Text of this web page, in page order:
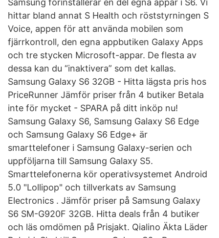
Samsung förinstallerar en del egna appar i S6. Vi
hittar bland annat S Health och röststyrningen S
Voice, appen för att använda mobilen som
fjärrkontroll, den egna appbutiken Galaxy Apps
och tre stycken Microsoft-appar. De flesta av
dessa kan du “inaktivera” som det kallas.
Samsung Galaxy S6 32GB - Hitta lägsta pris hos
PriceRunner Jämför priser från 4 butiker Betala
inte för mycket - SPARA på ditt inköp nu!
Samsung Galaxy S6, Samsung Galaxy S6 Edge
och Samsung Galaxy S6 Edge+ är
smarttelefoner i Samsung Galaxy-serien och
uppföljarna till Samsung Galaxy S5.
Smarttelefonerna kör operativsystemet Android
5.0 "Lollipop" och tillverkats av Samsung
Electronics . Jämför priser på Samsung Galaxy
S6 SM-G920F 32GB. Hitta deals från 4 butiker
och läs omdömen på Prisjakt. Qialino Äkta Läder